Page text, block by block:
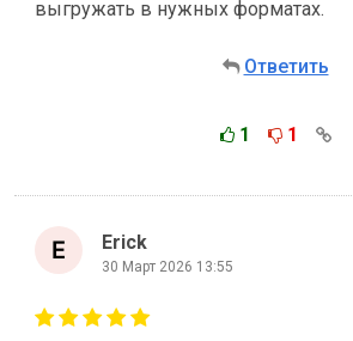
выгружать в нужных форматах.
Ответить
1 1
Erick
30 Март 2026 13:55